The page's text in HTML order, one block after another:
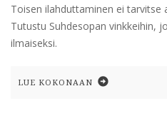
Toisen ilahduttaminen ei tarvitse
Tutustu Suhdesopan vinkkeihin,
ilmaiseksi.
LUE KOKONAAN